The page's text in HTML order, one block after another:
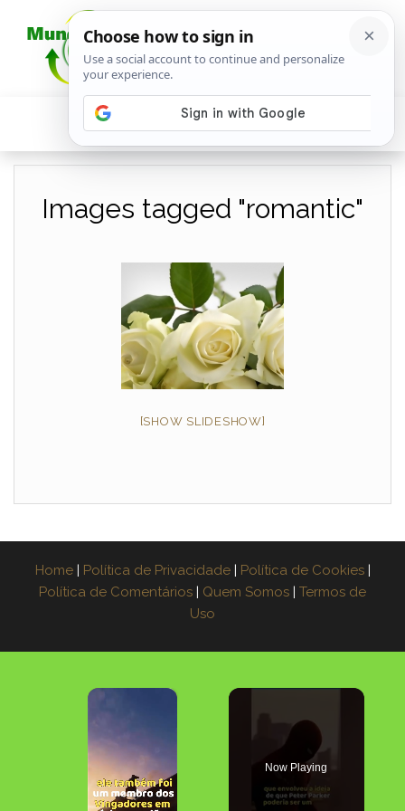
Images tagged "romantic"
[SHOW SLIDESHOW]
Home | Política de Privacidade | Política de Cookies |
Política de Comentários | Quem Somos | Termos de
Uso
×
Now Playing